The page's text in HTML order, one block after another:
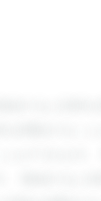
登録すると回答
答を閲覧するこ
ことができます
す。登録すると